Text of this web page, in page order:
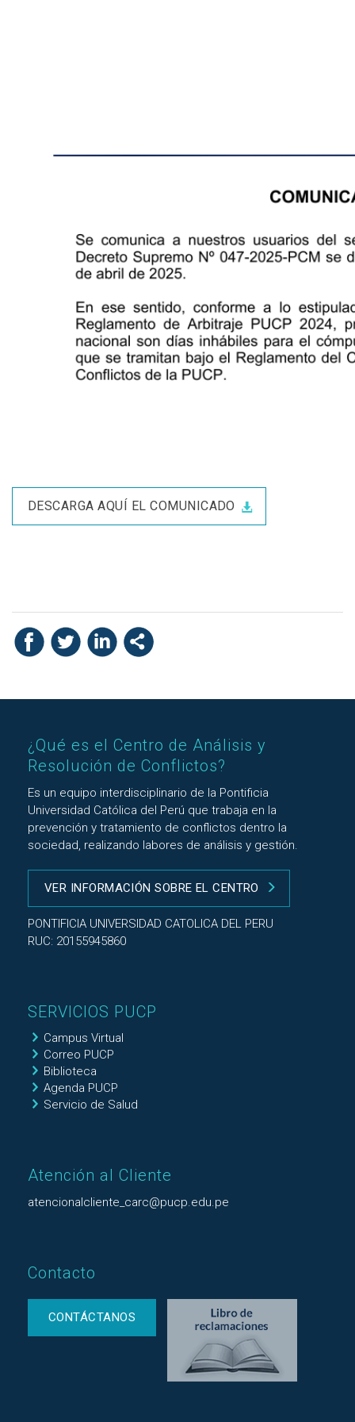
DESCARGA AQUÍ EL COMUNICADO
¿Qué es el Centro de Análisis y
Resolución de Conflictos?
Es un equipo interdisciplinario de la Pontificia
Universidad Católica del Perú que trabaja en la
prevención y tratamiento de conflictos dentro la
sociedad, realizando labores de análisis y gestión.
VER INFORMACIÓN SOBRE EL CENTRO
PONTIFICIA UNIVERSIDAD CATOLICA DEL PERU
RUC: 20155945860
SERVICIOS PUCP
Campus Virtual
Correo PUCP
Biblioteca
Agenda PUCP
Servicio de Salud
Atención al Cliente
atencionalcliente_carc@pucp.edu.pe
Contacto
CONTÁCTANOS